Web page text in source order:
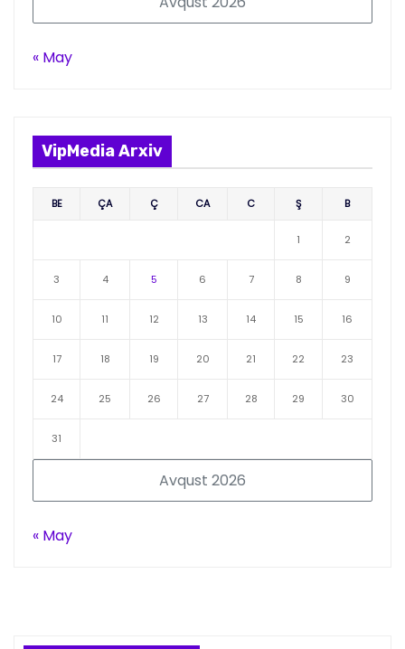
« May
VipMedia Arxiv
Avqust 2026
BE ÇA Ç CA C Ş B
1 2
3 4 5 6 7 8 9
10 11 12 13 14 15 16
17 18 19 20 21 22 23
24 25 26 27 28 29 30
31
« May